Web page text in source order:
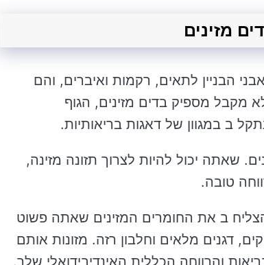
הבניין לתאים, רקמות ואיברים, והם
מקבל מספיק בדים מזינים, הגוף
ב במגוון של דאגות בריאותיות.
שאתה יכול להיות לצרוך תזונה מזינה,
טובה.
ב את החומרים המזינים שאתה פשוט
דגנים מלאים וחלבון רזה. מזונות אותם
והרווחה הכללית האינדיבידואלי שלך.